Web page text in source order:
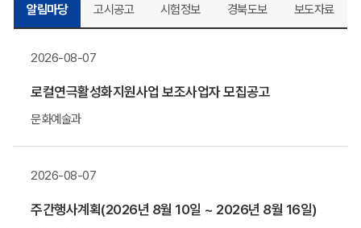
알림마당 고시공고 시험정보 경북도보 보도자료
2026-08-07
로컬연극활성화지원사업 보조사업자 모집공고
문화예술과
2026-08-07
주간행사계획(2026년 8월 10일 ~ 2026년 8월 16일)